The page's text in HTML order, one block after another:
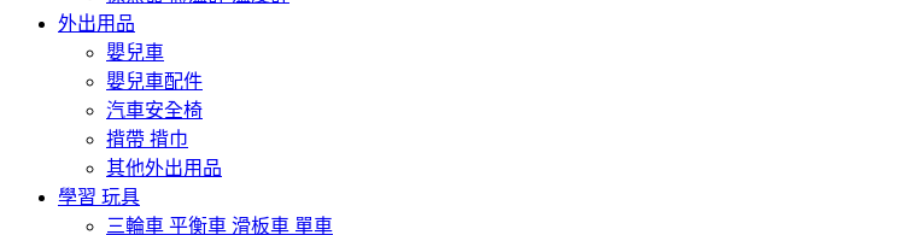
外出用品
嬰兒車
嬰兒車配件
汽車安全椅
揹帶 揹巾
其他外出用品
學習 玩具
三輪車 平衡車 滑板車 單車